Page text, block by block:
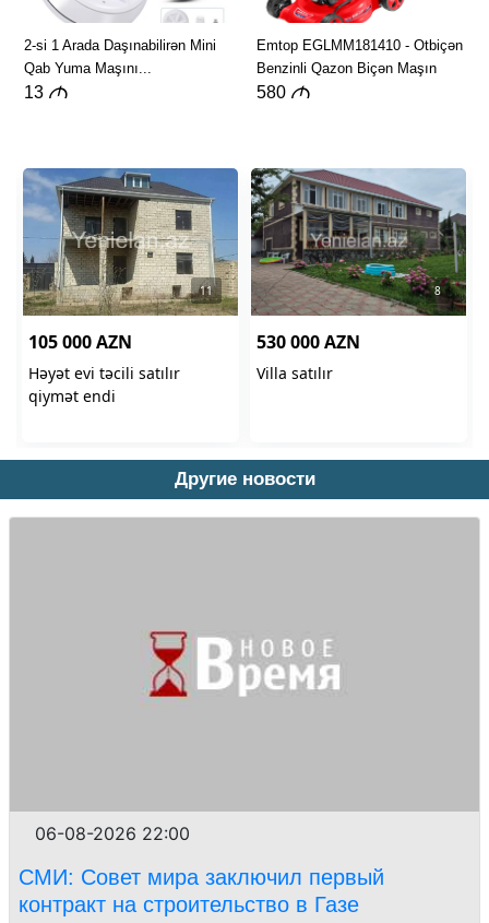
Другие новости
06-08-2026 22:00
СМИ: Совет мира заключил первый
контракт на строительство в Газе